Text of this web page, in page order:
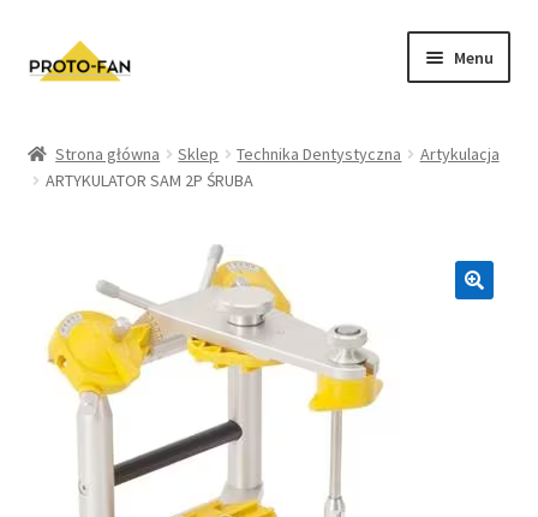
Menu
Kursy Stomatologiczne
Zwroty i Reklamacje
Regulamin sklepu
Polityka prywatności
Strona główna Sklep Technika Dentystyczna
Artykulacja
ARTYKULATOR SAM 2P ŚRUBA